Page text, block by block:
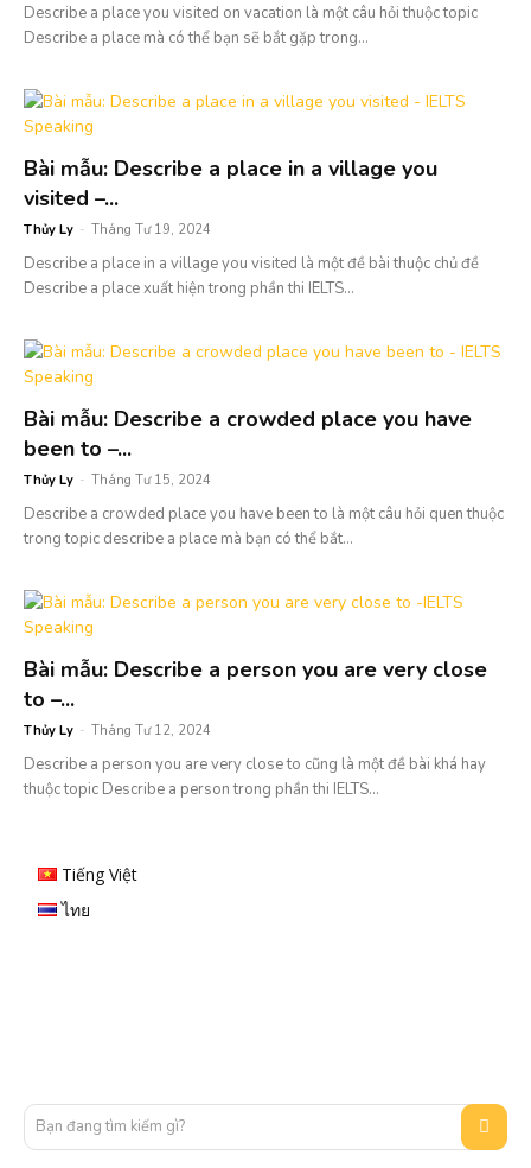
Describe a place you visited on vacation là một câu hỏi thuộc topic
Describe a place mà có thể bạn sẽ bắt gặp trong...
Bài mẫu: Describe a place in a village you
visited –...
Thủy Ly - Tháng Tư 19, 2024
Describe a place in a village you visited là một đề bài thuộc chủ đề
Describe a place xuất hiện trong phần thi IELTS...
Bài mẫu: Describe a crowded place you have
been to –...
Thủy Ly - Tháng Tư 15, 2024
Describe a crowded place you have been to là một câu hỏi quen thuộc
trong topic describe a place mà bạn có thể bắt...
Bài mẫu: Describe a person you are very close
to –...
Thủy Ly - Tháng Tư 12, 2024
Describe a person you are very close to cũng là một đề bài khá hay
thuộc topic Describe a person trong phần thi IELTS...
Tiếng Việt
ไทย
Bạn đang tìm kiếm gì?